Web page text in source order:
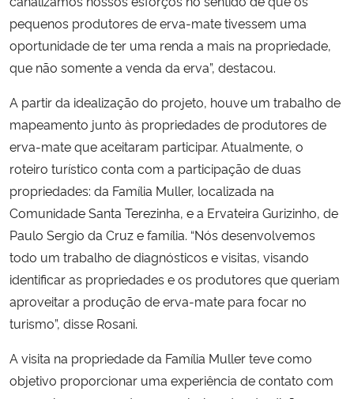
pequenos produtores de erva-mate tivessem uma
oportunidade de ter uma renda a mais na propriedade,
que não somente a venda da erva”, destacou.
A partir da idealização do projeto, houve um trabalho de
mapeamento junto às propriedades de produtores de
erva-mate que aceitaram participar. Atualmente, o
roteiro turístico conta com a participação de duas
propriedades: da Família Muller, localizada na
Comunidade Santa Terezinha, e a Ervateira Gurizinho, de
Paulo Sergio da Cruz e família. “Nós desenvolvemos
todo um trabalho de diagnósticos e visitas, visando
identificar as propriedades e os produtores que queriam
aproveitar a produção de erva-mate para focar no
turismo”, disse Rosani.
A visita na propriedade da Família Muller teve como
objetivo proporcionar uma experiência de contato com